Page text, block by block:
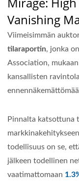
Vanishing
Viimeisimmän
tilaraportin, jonka
Association,
kansallisten
Pinnalta katsottuna
todellisuus on se,
jälkeen todellinen
vaatimattomaan